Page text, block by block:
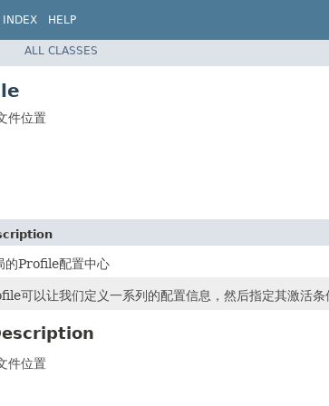
INDEX HELP
ALL CLASSES
件位置
的Profile配置中心
可以让我们定义一系列的配置信息，然后指定其激活条
件位置